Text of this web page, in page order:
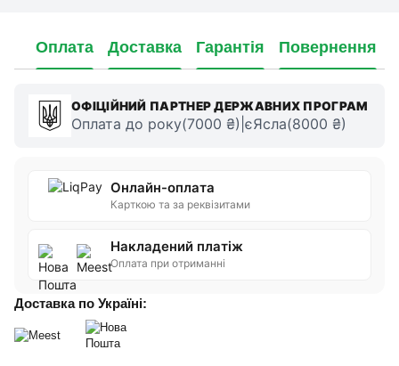
Оплата Доставка Гарантія Повернення
ОФІЦІЙНИЙ ПАРТНЕР ДЕРЖАВНИХ ПРОГРАМ
Оплата до року(7000 ₴)|єЯсла(8000 ₴)
Онлайн-оплата
Карткою та за реквізитами
Накладений платіж
Оплата при отриманні
Доставка по Україні: